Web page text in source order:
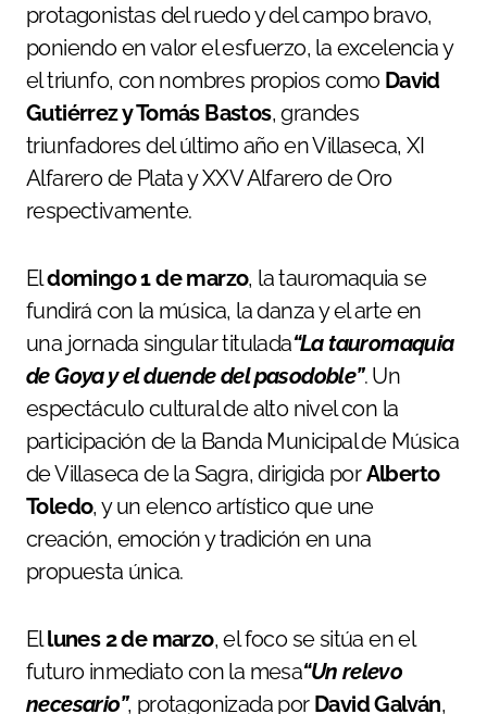
protagonistas del ruedo y del campo bravo,
poniendo en valor el esfuerzo, la excelencia y
el triunfo, con nombres propios como David
Gutiérrez y Tomás Bastos, grandes
triunfadores del último año en Villaseca, XI
Alfarero de Plata y XXV Alfarero de Oro
respectivamente.
Eldomingo 1 de marzo, la tauromaquia se
fundirá con la música, la danza y el arte en
una jornada singular titulada“La tauromaquia
de Goya y el duende del pasodoble”. Un
espectáculo cultural de alto nivel con la
participación de la Banda Municipal de Música
de Villaseca de la Sagra, dirigida porAlberto
Toledo, y un elenco artístico que une
creación, emoción y tradición en una
propuesta única.
Ellunes 2 de marzo, el foco se sitúa en el
futuro inmediato con la mesa“Un relevo
necesario”, protagonizada por David Galván,